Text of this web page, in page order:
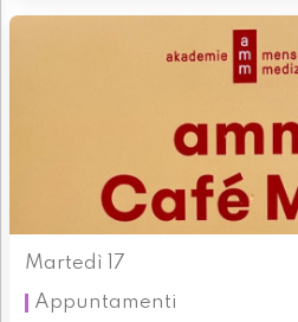
Martedì 17
Appuntamenti